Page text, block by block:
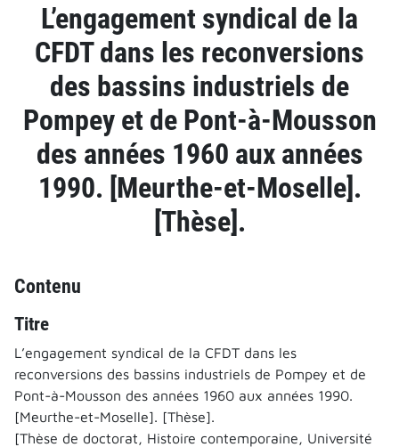
L’engagement syndical de la
CFDT dans les reconversions
des bassins industriels de
Pompey et de Pont-à-Mousson
des années 1960 aux années
1990. [Meurthe-et-Moselle].
[Thèse].
Contenu
Titre
L’engagement syndical de la CFDT dans les
reconversions des bassins industriels de Pompey et de
Pont-à-Mousson des années 1960 aux années 1990.
[Meurthe-et-Moselle]. [Thèse].
[Thèse de doctorat, Histoire contemporaine, Université